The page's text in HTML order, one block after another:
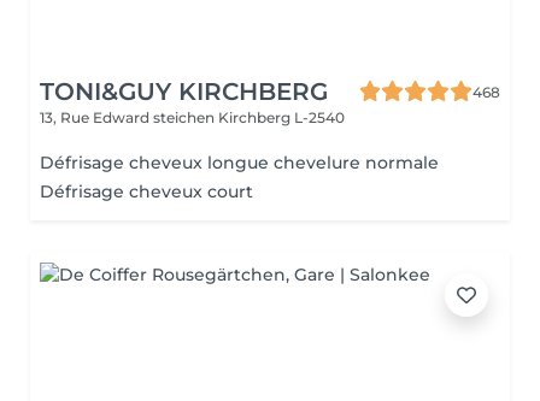
TONI&GUY KIRCHBERG
468
13, Rue Edward steichen Kirchberg L-2540
Défrisage cheveux longue chevelure normale
Défrisage cheveux court